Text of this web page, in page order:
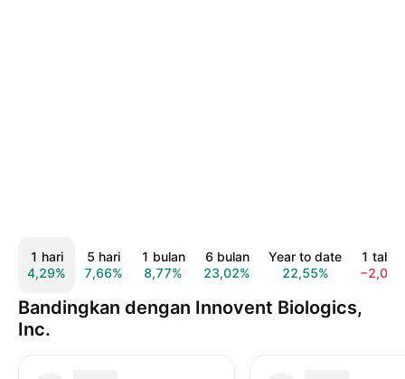
1 hari
4,29%
5 hari
7,66%
1 bulan
8,77%
6 bulan
23,02%
Year to date
22,55%
1 tahun
Bandingkan dengan Innovent Biologics,
Inc.